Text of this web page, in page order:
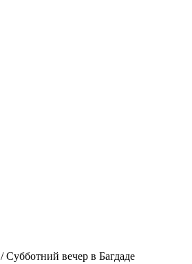
/ Субботний вечер в Багдаде